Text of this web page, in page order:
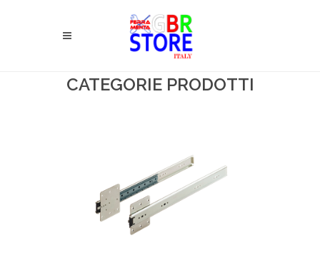
CATEGORIE PRODOTTI